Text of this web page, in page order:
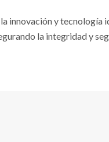
innovación y
la integridad y